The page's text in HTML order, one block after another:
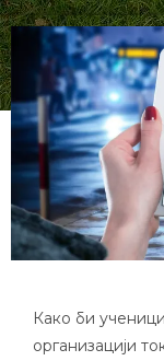
Како би
организацији